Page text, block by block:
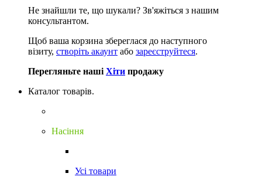
Не знайшли те, що шукали? Зв'яжіться з нашим
консультантом.
Щоб ваша корзина збереглася до наступного
візиту, створіть акаунт або зареєструйтеся.
Перегляньте наші Хіти продажу
Каталог товарів.
Насіння
Усі товари